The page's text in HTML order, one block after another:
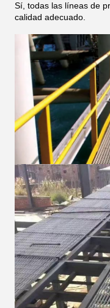
Sí, todas las líneas de
calidad adecuado.